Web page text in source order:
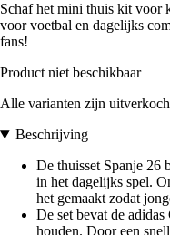
Schaf het mini thuis kit voor
voor voetbal en dagelijks
fans!
Product niet beschikbaar
Alle varianten zijn
Beschrijving
De thuisset Spanje 26
in het dagelijks spel.
het gemaakt zodat
De set bevat de
houden. Door een